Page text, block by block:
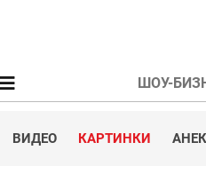
ШОУ-
ВИДЕО КАРТИНКИ